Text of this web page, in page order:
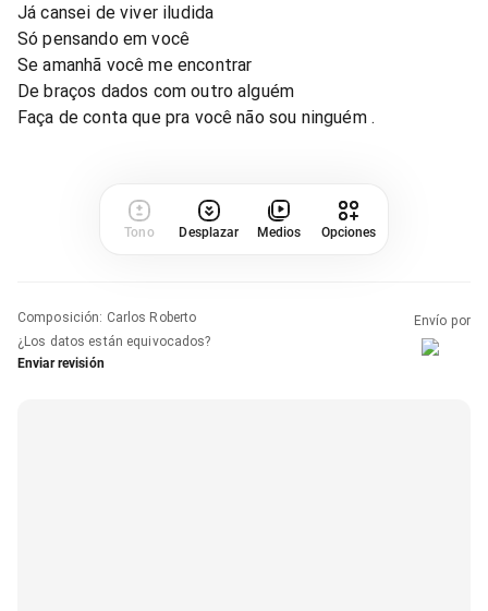
Já cansei de viver iludida
Só pensando em você
Se amanhã você me encontrar
De braços dados com outro alguém
Faça de conta que pra você não sou ninguém .
Tono Desplazar Medios Opciones
Composición: Carlos Roberto
¿Los datos están equivocados?
Enviar revisión
Envío por